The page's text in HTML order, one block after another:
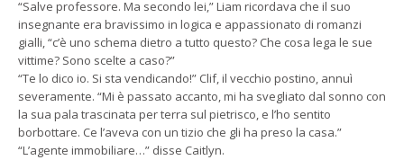
“Salve professore. Ma secondo lei,” Liam ricordava che il suo
insegnante era bravissimo in logica e appassionato di romanzi
gialli, “c’è uno schema dietro a tutto questo? Che cosa lega le sue
vittime? Sono scelte a caso?”
“Te lo dico io. Si sta vendicando!” Clif, il vecchio postino, annuì
severamente. “Mi è passato accanto, mi ha svegliato dal sonno con
la sua pala trascinata per terra sul pietrisco, e l’ho sentito
borbottare. Ce l’aveva con un tizio che gli ha preso la casa.”
“L’agente immobiliare…” disse Caitlyn.